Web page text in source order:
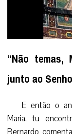
“Não
junto ao
E então o
Maria, tu
Bernardo